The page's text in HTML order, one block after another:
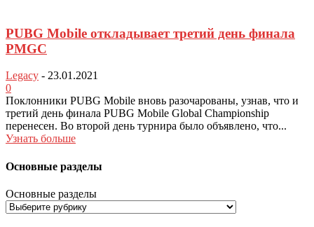
PUBG Mobile откладывает третий день финала
PMGC
Legacy - 23.01.2021
0
Поклонники PUBG Mobile вновь разочарованы, узнав, что и
третий день финала PUBG Mobile Global Championship
перенесен. Во второй день турнира было объявлено, что...
Узнать больше
Основные разделы
Основные разделы